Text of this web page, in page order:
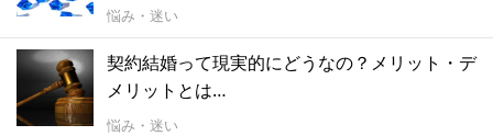
悩み・迷い
契約結婚って現実的にどうなの？メリット・デ
メリットとは…
悩み・迷い